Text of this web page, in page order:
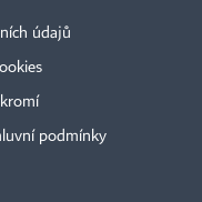
údajů
podmínky